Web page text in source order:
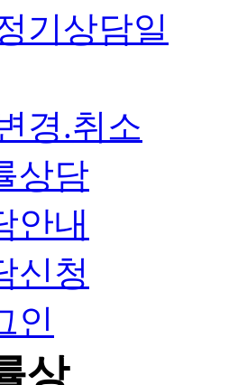
기상담일
경.취소
상담
안내
신청
인